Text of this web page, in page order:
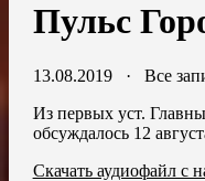
Пульс
13.08.2019· Все
Из первых уст.
обсуждалось 12
Скачать аудиофайл с